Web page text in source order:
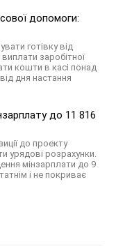
допомоги:
готівку від
заробітної
кошти в касі понад
дня настання
до 11 816
до проекту
урядові розрахунки.
мінзарплати до 9
і не покриває